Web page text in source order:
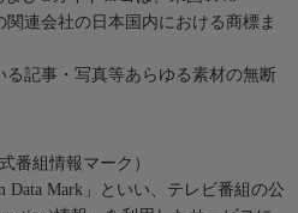
連会社の日本国内における商標ま
る記事・写真等あらゆる素材の無断
番組情報マーク）
Data Mark」といい、テレビ番組の公